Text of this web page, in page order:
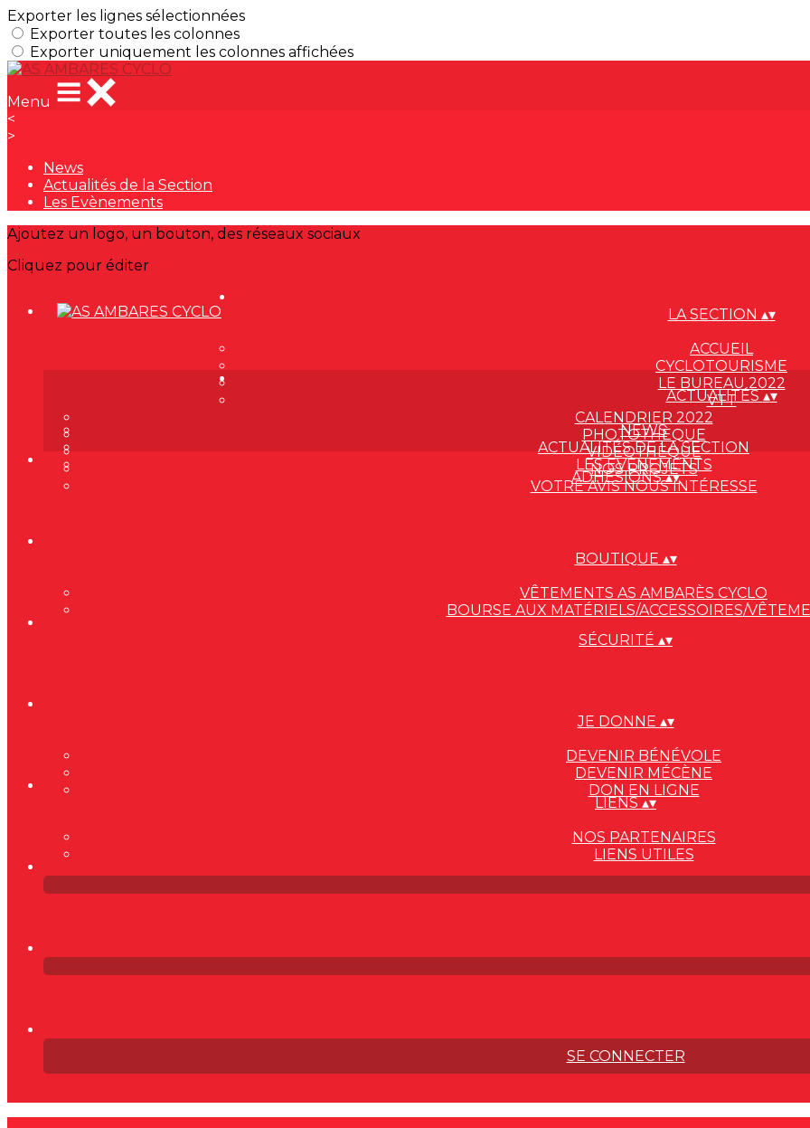
Exporter les lignes sélectionnées
Exporter toutes les colonnes
Exporter uniquement les colonnes affichées
Menu
<
>
News
Actualités de la Section
Les Evènements
Ajoutez un logo, un bouton, des réseaux sociaux
Cliquez pour éditer
LA SECTION ▴▾
ACCUEIL
CYCLOTOURISME
LE BUREAU 2022
VTT
CALENDRIER 2022
PHOTOTHÈQUE
VIDÉOTHÈQUE
NOS PROJETS
VOTRE AVIS NOUS INTÉRESSE
ACTUALITÉS▴▾
NEWS
ACTUALITÉS DE LA SECTION
LES EVÈNEMENTS
ADHÉSIONS▴▾
BOUTIQUE ▴▾
VÊTEMENTS AS AMBARÈS CYCLO
BOURSE AUX MATÉRIELS/ACCESSOIRES/
SÉCURITÉ ▴▾
JE DONNE ▴▾
DEVENIR BÉNÉVOLE
DEVENIR MÉCÈNE
DON EN LIGNE
LIENS▴▾
NOS PARTENAIRES
LIENS UTILES
SE CONNECTER